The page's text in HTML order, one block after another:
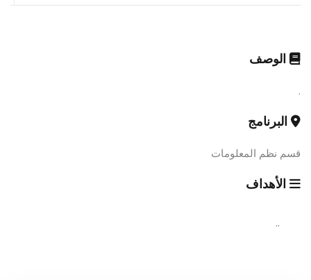
الوصف
.
البرنامج
قسم نظم المعلومات
الأهداف
..